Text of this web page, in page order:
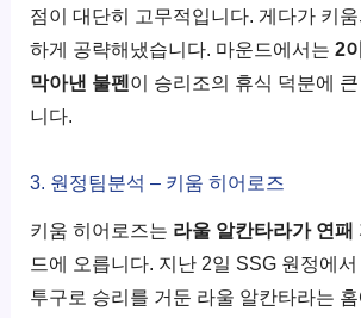
점이 대단히 고무적입니다. 게다가 키
하게 공략해냈습니다. 마운드에서는2
막아낸 불펜이 승리조의 휴식 덕분에
니다.
3. 원정팀분석 – 키움 히어로즈
키움 히어로즈는 라울 알칸타라가 연패
드에 오릅니다. 지난 2일 SSG 원정에
투구로 승리를 거둔 라울 알칸타라는